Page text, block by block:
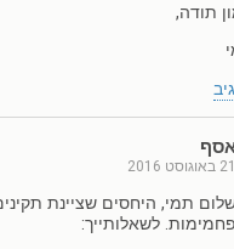
תודה,
21 באוגוסט 2016
תמי, היחסים שציינת
פחמימות. לשאלותייך: